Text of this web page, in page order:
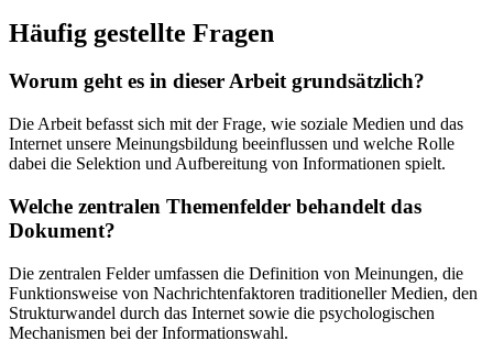
Häufig gestellte Fragen
Worum geht es in dieser Arbeit grundsätzlich?
Die Arbeit befasst sich mit der Frage, wie soziale Medien und das
Internet unsere Meinungsbildung beeinflussen und welche Rolle
dabei die Selektion und Aufbereitung von Informationen spielt.
Welche zentralen Themenfelder behandelt das
Dokument?
Die zentralen Felder umfassen die Definition von Meinungen, die
Funktionsweise von Nachrichtenfaktoren traditioneller Medien, den
Strukturwandel durch das Internet sowie die psychologischen
Mechanismen bei der Informationswahl.